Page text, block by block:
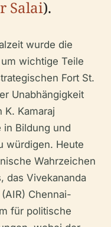
Salai).
wurde die
wichtige Teile
Fort St.
Unabhängigkeit
K. Kamaraj
in Bildung und
würdigen. Heute
Wahrzeichen
das Vivekananda
Chennai-
für politische